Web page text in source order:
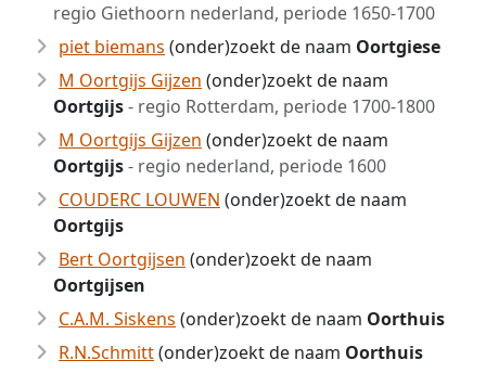
regio Giethoorn nederland, periode 1650-1700
piet biemans (onder)zoekt de naam Oortgiese
M Oortgijs Gijzen (onder)zoekt de naam
Oortgijs- regio Rotterdam, periode 1700-1800
M Oortgijs Gijzen (onder)zoekt de naam
Oortgijs- regio nederland, periode 1600
COUDERC LOUWEN (onder)zoekt de naam
Oortgijs
Bert Oortgijsen (onder)zoekt de naam
Oortgijsen
C.A.M. Siskens (onder)zoekt de naam Oorthuis
R.N.Schmitt(onder)zoekt de naam Oorthuis